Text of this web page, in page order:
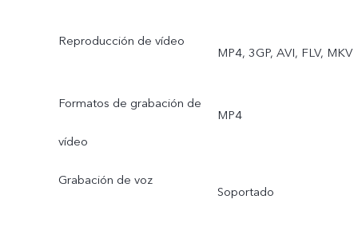
stickers de realidad
Reproducción de vídeo
MP4, 3GP, AVI, FLV, MKV
Formatos de grabación de
vídeo
MP4
Grabación de voz
Soportado